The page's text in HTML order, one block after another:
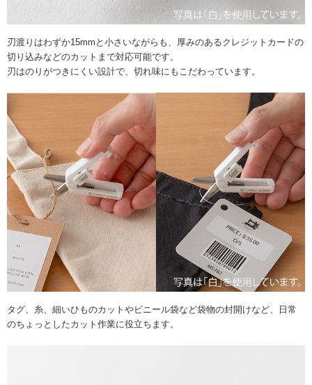
刃渡りはわずか15mmと小さいながらも、厚みのあるクレジットカードの
切り込みなどのカットまで対応可能です。
刃はのりがつきにくい設計で、切れ味にもこだわっています。
タグ、糸、細いひものカットやビニール袋など袋物の封開けなど、日常
のちょっとしたカット作業に役立ちます。